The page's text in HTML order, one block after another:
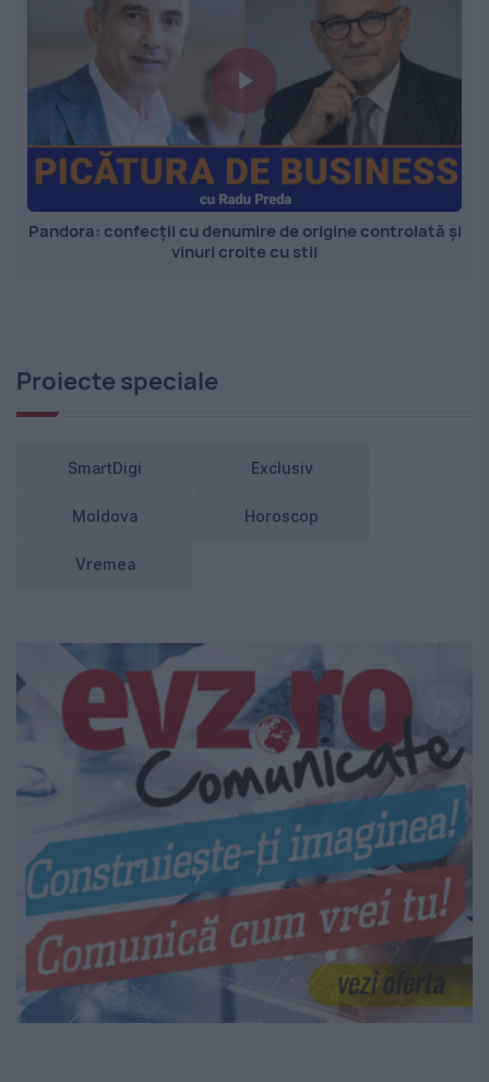
Pandora: confecții cu denumire de origine controlată și
vinuri croite cu stil
Proiecte speciale
SmartDigi Exclusiv
Moldova Horoscop
Vremea